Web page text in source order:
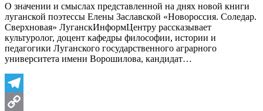
О значении и смыслах представленной на днях новой книги
луганской поэтессы Елены Заславской «Новороссия. Соледар.
Сверхновая» ЛуганскИнформЦентру рассказывает
культуролог, доцент кафедры философии, истории и
педагогики Луганского государственного аграрного
университета имени Ворошилова, кандидат…
Telegram